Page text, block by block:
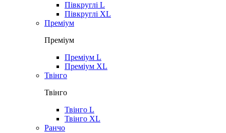
Півкруглі L
Півкруглі XL
Преміум
Преміум
Преміум L
Преміум XL
Твінго
Твінго
Твінго L
Твінго XL
Ранчо